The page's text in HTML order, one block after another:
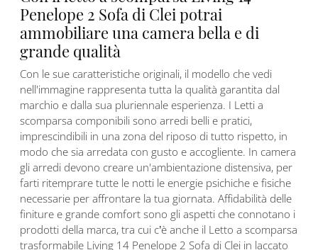
Penelope 2 Sofa di Clei potrai
ammobiliare una camera bella e di
grande qualità
Con le sue caratteristiche originali, il modello che vedi
nell'immagine rappresenta tutta la qualità garantita dal
marchio e dalla sua pluriennale esperienza. I Letti a
scomparsa componibili sono arredi belli e pratici,
imprescindibili in una zona del riposo di tutto rispetto, in
modo che sia arredata con gusto e accogliente. In camera
gli arredi devono creare un'ambientazione distensiva, per
farti ritemprare tutte le notti le energie psichiche e fisiche
necessarie per affrontare la tua giornata. Affidabilità delle
finiture e grande comfort sono gli aspetti che connotano i
prodotti della marca, tra cui c’è anche il Letto a scomparsa
trasformabile Living 14 Penelope 2 Sofa di Clei in laccato